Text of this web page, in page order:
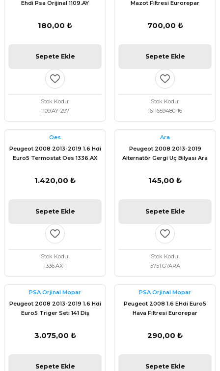
Ehdi Psa Orijinal 1109.AY
180,00 ₺
Sepete Ekle
Stok Kodu
1109.AY-297
Mazot Filtresi Eurorepar
700,00 ₺
Sepete Ekle
Stok Kodu
1611659480-16
Oes
Peugeot 2008 2013-2019 1.6 Hdi
Euro5 Termostat Oes 1336.AX
1.420,00 ₺
Sepete Ekle
Stok Kodu
1336.AX-1
Ara
Peugeot 2008 2013-2019
Alternatör Gergi Uç Bilyası Ara
145,00 ₺
Sepete Ekle
Stok Kodu
5751.G7ARA
PSA Orjinal Mopar
Peugeot 2008 2013-2019 1.6 Hdi
Euro5 Triger Seti 141 Diş
3.075,00 ₺
Sepete Ekle
PSA Orjinal Mopar
Peugeot 2008 1.6 EHdi Euro5
Hava Filtresi Eurorepar
290,00 ₺
Sepete Ekle